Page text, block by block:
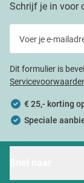
Schrijf je in voor
Dit formulier is
€ 25,- korting
Speciale